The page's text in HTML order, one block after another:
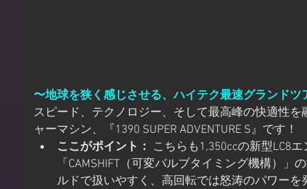
〜地球を狭く感じさせる、ハイテク最速グランドツ
スピード、テクノロジー、そして最高峰の快適性
ャーマシン、『1390 SUPER ADVENTURE S』です！
ここがポイント： こちらも1,350ccの新型LC8
「CAMSHIFT（可変バルブタイミング機構）」
ルドで扱いやすく、高回転では怒涛のパワーを